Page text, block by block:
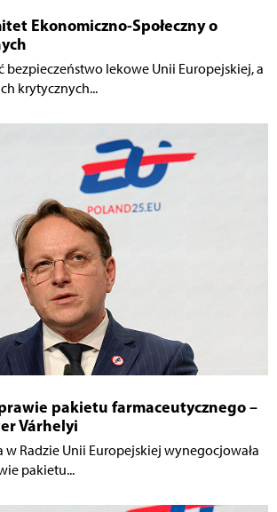
Ekonomiczno-Społeczny o
bezpieczeństwo lekowe Unii Europejskiej, a
krytycznych...
pakietu farmaceutycznego –
Várhelyi
w Radzie Unii Europejskiej wynegocjowała
pakietu...